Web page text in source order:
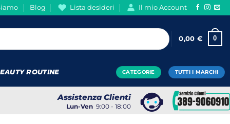
Blog Lista desideri Il mio Account
0,00 € 0
ROUTINE CATEGORIE TUTTI I MARCHI
Assistenza Clienti
Lun-Ven 9:00 - 18:00